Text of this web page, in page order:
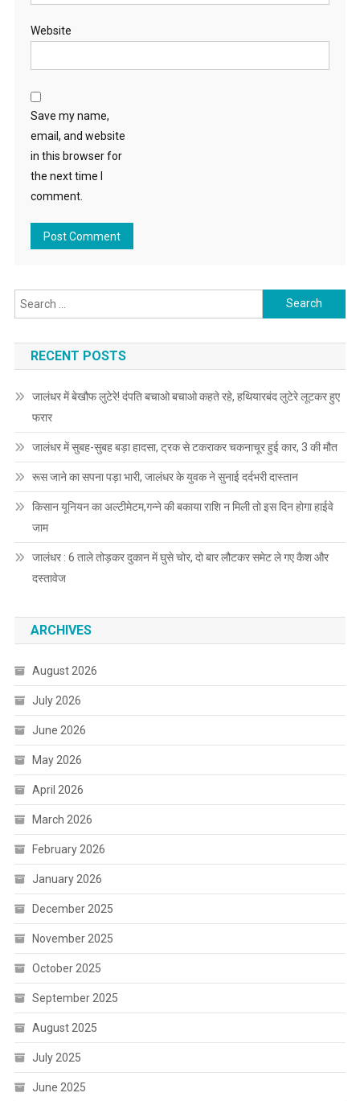
Website
Save my name,
email, and website
in this browser for
the next time I
comment.
Search for:
RECENT POSTS
जालंधर में बेखौफ लुटेरे! दंपति बचाओ बचाओ कहते रहे, हथियारबंद लुटेरे लूटकर हुए
फरार
जालंधर में सुबह-सुबह बड़ा हादसा, ट्रक से टकराकर चकनाचूर हुई कार, 3 की मौत
रूस जाने का सपना पड़ा भारी, जालंधर के युवक ने सुनाई दर्दभरी दास्तान
किसान यूनियन का अल्टीमेटम,गन्ने की बकाया राशि न मिली तो इस दिन होगा हाईवे
जाम
जालंधर : 6 ताले तोड़कर दुकान में घुसे चोर, दो बार लौटकर समेट ले गए कैश और
दस्तावेज
ARCHIVES
August 2026
July 2026
June 2026
May 2026
April 2026
March 2026
February 2026
January 2026
December 2025
November 2025
October 2025
September 2025
August 2025
July 2025
June 2025